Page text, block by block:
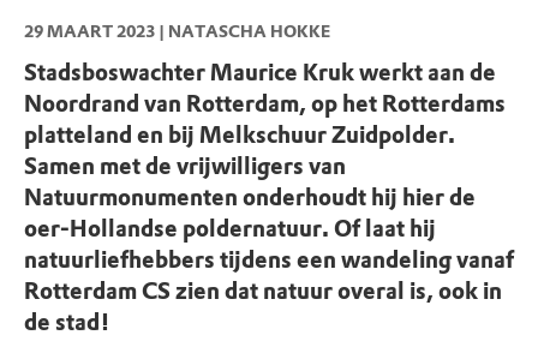
29 MAART 2023 | NATASCHA HOKKE
Stadsboswachter Maurice Kruk werkt aan de
Noordrand van Rotterdam, op het Rotterdams
platteland en bij Melkschuur Zuidpolder.
Samen met de vrijwilligers van
Natuurmonumenten onderhoudt hij hier de
oer-Hollandse poldernatuur. Of laat hij
natuurliefhebbers tijdens een wandeling vanaf
Rotterdam CS zien dat natuur overal is, ook in
de stad!